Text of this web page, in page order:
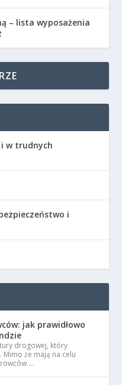
– lista wyposażenia
i w trudnych
i
jak prawidłowo
drogowej, który
Mimo że mają na celu
…